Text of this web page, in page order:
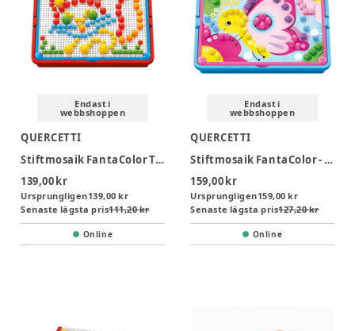
Endast i
webbshoppen
QUERCETTI
Stiftmosaik FantaColor Tab
139,00 kr
Ursprungligen139,00 kr
Senaste lägsta pris111,20 kr
Online
Endast i
webbshoppen
QUERCETTI
Stiftmosaik FantaColor - Natur
159,00 kr
Ursprungligen159,00 kr
Senaste lägsta pris127,20 kr
Online